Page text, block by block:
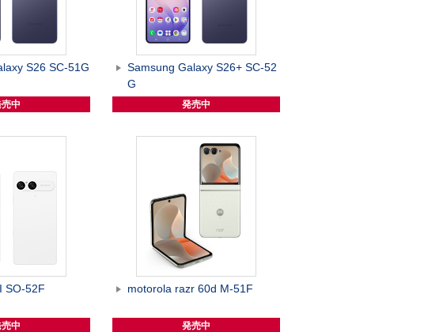
S26 SC-51G
中
Samsung Galaxy S26+ SC-52
G
発売中
SO-52F
中
motorola razr 60d M-51F
発売中